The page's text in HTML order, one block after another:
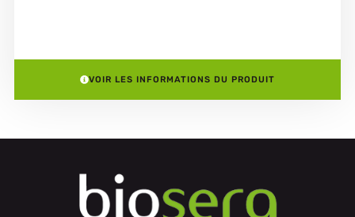
VOIR LES INFORMATIONS DU PRODUIT